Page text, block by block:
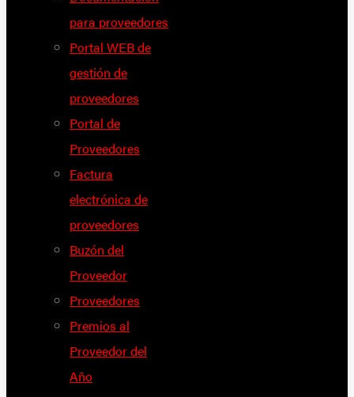
para proveedores
Portal WEB de
gestión de
proveedores
Portal de
Proveedores
Factura
electrónica de
proveedores
Buzón del
Proveedor
Proveedores
Premios al
Proveedor del
Año